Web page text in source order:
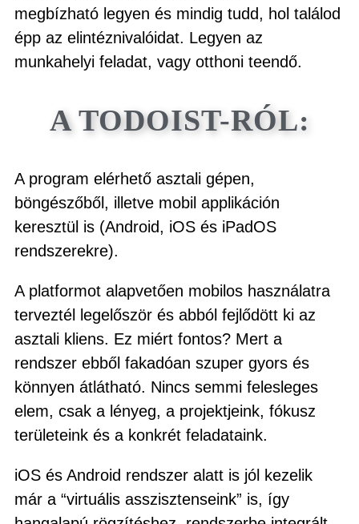
megbízható legyen és mindig tudd, hol találod
épp az elintéznivalóidat. Legyen az
munkahelyi feladat, vagy otthoni teendő.
A TODOIST-RÓL:
A program elérhető asztali gépen,
böngészőből, illetve mobil applikáción
keresztül is (Android, iOS és iPadOS
rendszerekre).
A platformot alapvetően mobilos használatra
terveztél legelőször és abból fejlődött ki az
asztali kliens. Ez miért fontos? Mert a
rendszer ebből fakadóan szuper gyors és
könnyen átlátható. Nincs semmi felesleges
elem, csak a lényeg, a projektjeink, fókusz
területeink és a konkrét feladataink.
iOS és Android rendszer alatt is jól kezelik
már a “virtuális asszisztenseink” is, így